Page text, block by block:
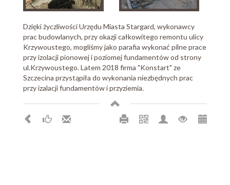
Dzięki życzliwości Urzędu Miasta Stargard, wykonawcy
prac budowlanych, przy okazji całkowitego remontu ulicy
Krzywoustego, mogliśmy jako parafia wykonać pilne prace
przy izolacji pionowej i poziomej fundamentów od strony
ul.Krzywoustego. Latem 2018 firma "Konstart" ze
Szczecina przystąpiła do wykonania niezbędnych prac
przy izalacji fundamentów i przyziemia.